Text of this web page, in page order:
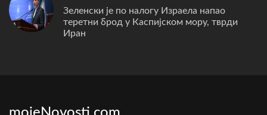
Зеленски је по налогу Израела напао
теретни брод у Каспијском мору, тврди
Иран